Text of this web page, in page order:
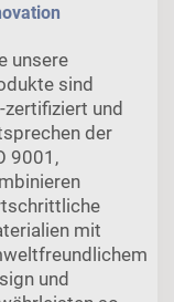
unsere
sind
zertifiziert und
der
9001,
mit
und